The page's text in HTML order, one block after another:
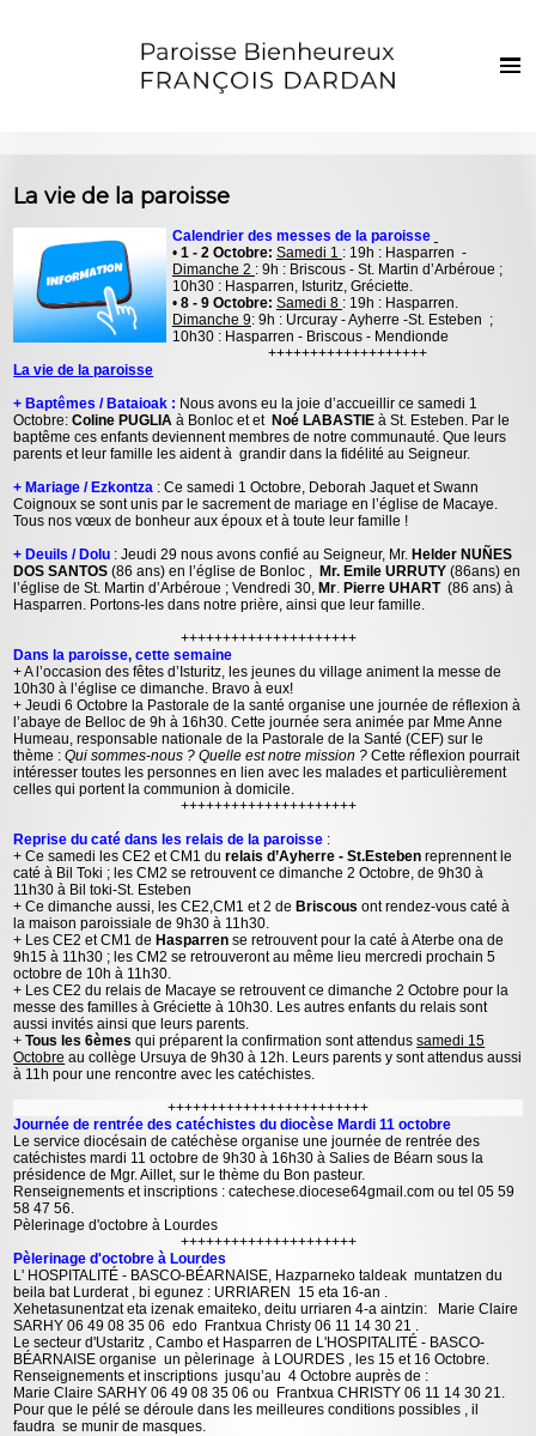
Parropiako bizia
Ezkila dorre
Sakramenduak eta giristino bizia
Argazkiak
La vie de la paroisse
Calendrier des messes de la paroisse
• 1 - 2 Octobre: Samedi 1 : 19h : Hasparren -
Dimanche 2 : 9h : Briscous - St. Martin d’Arbéroue ;
10h30 : Hasparren, Isturitz, Gréciette.
• 8 - 9 Octobre: Samedi 8 : 19h : Hasparren.
Dimanche 9: 9h : Urcuray - Ayherre -St. Esteben ;
10h30 : Hasparren - Briscous - Mendionde
+++++++++++++++++++
La vie de la paroisse
+ Baptêmes / Bataioak : Nous avons eu la joie d’accueillir ce samedi 1
Octobre:Coline PUGLIAà Bonloc et etNoé LABASTIE à St. Esteben. Par le
baptême ces enfants deviennent membres de notre communauté. Que leurs
parents et leur famille les aident à grandir dans la fidélité au Seigneur.
+ Mariage / Ezkontza : Ce samedi 1 Octobre, Deborah Jaquet et Swann
Coignoux se sont unis par le sacrement de mariage en l’église de Macaye.
Tous nos vœux de bonheur aux époux et à toute leur famille !
+ Deuils / Dolu : Jeudi 29 nous avons confié au Seigneur, Mr.Helder NUÑES
DOS SANTOS (86 ans) en l’église de Bonloc ,Mr. Emile URRUTY (86ans) en
l’église de St. Martin d’Arbéroue ; Vendredi 30,Mr .Pierre UHART(86 ans) à
Hasparren. Portons-les dans notre prière, ainsi que leur famille.
+++++++++++++++++++++
Dans la paroisse, cette semaine
+ A l’occasion des fêtes d’Isturitz, les jeunes du village animent la messe de
10h30 à l’église ce dimanche. Bravo à eux!
+ Jeudi 6 Octobre la Pastorale de la santé organise une journée de réflexion à
l’abaye de Belloc de 9h à 16h30. Cette journée sera animée par Mme Anne
Humeau, responsable nationale de la Pastorale de la Santé (CEF) sur le
thème :Qui sommes-nous ? Quelle est notre mission ? Cette réflexion pourrait
intéresser toutes les personnes en lien avec les malades et particulièrement
celles qui portent la communion à domicile.
+++++++++++++++++++++
Reprise du caté dans les relais de la paroisse :
+ Ce samedi les CE2 et CM1 durelais d’Ayherre - St.Esteben reprennent le
caté à Bil Toki ; les CM2 se retrouvent ce dimanche 2 Octobre, de 9h30 à
11h30 à Bil toki-St. Esteben
+ Ce dimanche aussi, les CE2,CM1 et 2 deBriscous ont rendez-vous caté à
la maison paroissiale de 9h30 à 11h30.
+ Les CE2 et CM1 deHasparren se retrouvent pour la caté à Aterbe ona de
9h15 à 11h30 ; les CM2 se retrouveront au même lieu mercredi prochain 5
octobre de 10h à 11h30.
+ Les CE2 du relais de Macaye se retrouvent ce dimanche 2 Octobre pour la
messe des familles à Gréciette à 10h30. Les autres enfants du relais sont
aussi invités ainsi que leurs parents.
+Tous les 6èmes qui préparent la confirmation sont attendussamedi 15
Octobre au collège Ursuya de 9h30 à 12h. Leurs parents y sont attendus aussi
à 11h pour une rencontre avec les catéchistes.
++++++++++++++++++++++++
Journée de rentrée des catéchistes du diocèse Mardi 11 octobre
Le service diocésain de catéchèse organise une journée de rentrée des
catéchistes mardi 11 octobre de 9h30 à 16h30 à Salies de Béarn sous la
présidence de Mgr. Aillet, sur le thème du Bon pasteur.
Renseignements et inscriptions : catechese.diocese64gmail.com ou tel 05 59
58 47 56.
Pèlerinage d'octobre à Lourdes
+++++++++++++++++++++
Pèlerinage d'octobre à Lourdes
L' HOSPITALITÉ - BASCO-BÉARNAISE, Hazparneko taldeak muntatzen du
beila bat Lurderat , bi egunez : URRIAREN 15 eta 16-an .
Xehetasunentzat eta izenak emaiteko, deitu urriaren 4-a aintzin: Marie Claire
SARHY 06 49 08 35 06 edo Frantxua Christy 06 11 14 30 21 .
Le secteur d'Ustaritz , Cambo et Hasparren de L'HOSPITALITÉ - BASCO-
BÉARNAISE organise un pèlerinage à LOURDES , les 15 et 16 Octobre.
Renseignements et inscriptions jusqu’au 4 Octobre auprès de :
Marie Claire SARHY 06 49 08 35 06 ou Frantxua CHRISTY 06 11 14 30 21.
Pour que le pélé se déroule dans les meilleures conditions possibles , il
faudra se munir de masques.